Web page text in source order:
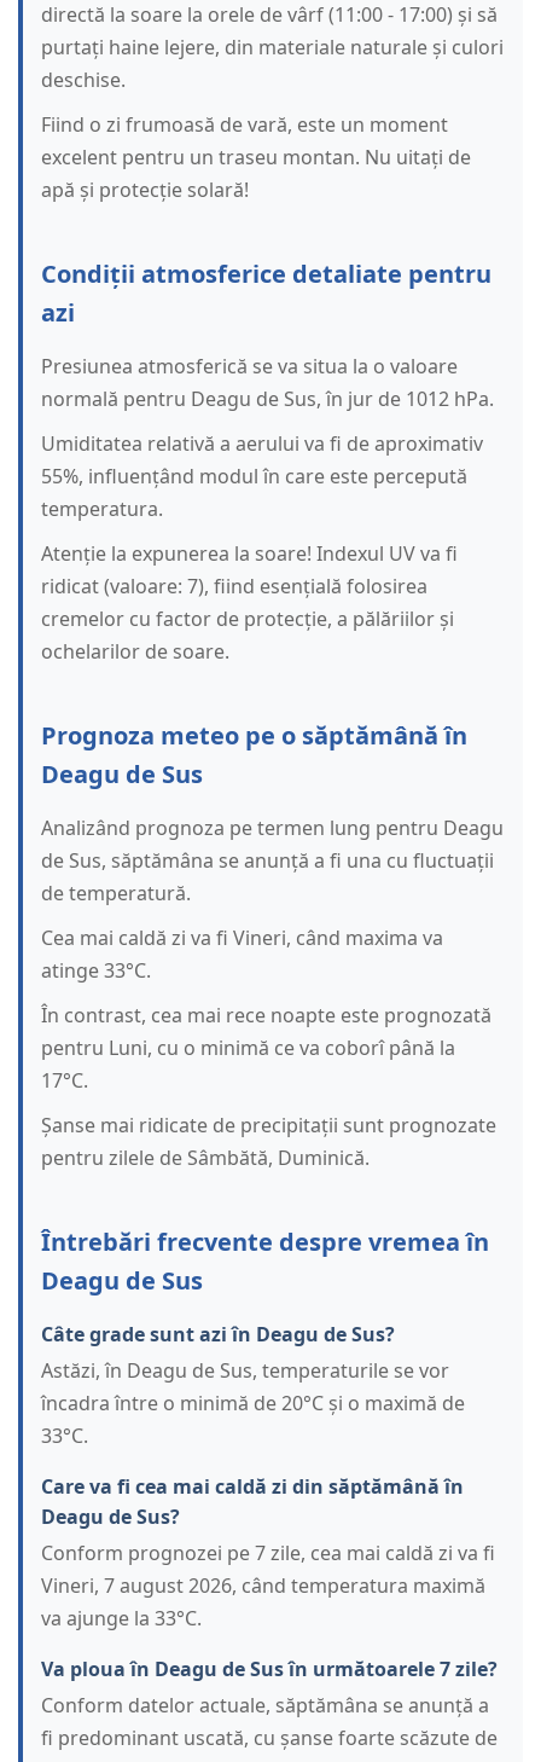
directă la soare la orele de vârf (11:00 - 17:00) și să
purtați haine lejere, din materiale naturale și culori
deschise.
Fiind o zi frumoasă de vară, este un moment
excelent pentru un traseu montan. Nu uitați de
apă și protecție solară!
Condiții atmosferice detaliate pentru
azi
Presiunea atmosferică se va situa la o valoare
normală pentru Deagu de Sus, în jur de 1012 hPa.
Umiditatea relativă a aerului va fi de aproximativ
55%, influențând modul în care este percepută
temperatura.
Atenție la expunerea la soare! Indexul UV va fi
ridicat (valoare: 7), fiind esențială folosirea
cremelor cu factor de protecție, a pălăriilor și
ochelarilor de soare.
Prognoza meteo pe o săptămână în
Deagu de Sus
Analizând prognoza pe termen lung pentru Deagu
de Sus, săptămâna se anunță a fi una cu fluctuații
de temperatură.
Cea mai caldă zi va fi Vineri, când maxima va
atinge 33°C.
În contrast, cea mai rece noapte este prognozată
pentru Luni, cu o minimă ce va coborî până la
17°C.
Șanse mai ridicate de precipitații sunt prognozate
pentru zilele de Sâmbătă, Duminică.
Întrebări frecvente despre vremea în
Deagu de Sus
Câte grade sunt azi în Deagu de Sus?
Astăzi, în Deagu de Sus, temperaturile se vor
încadra între o minimă de 20°C și o maximă de
33°C.
Care va fi cea mai caldă zi din săptămână în
Deagu de Sus?
Conform prognozei pe 7 zile, cea mai caldă zi va fi
Vineri, 7 august 2026, când temperatura maximă
va ajunge la 33°C.
Va ploua în Deagu de Sus în următoarele 7 zile?
Conform datelor actuale, săptămâna se anunță a
fi predominant uscată, cu șanse foarte scăzute de